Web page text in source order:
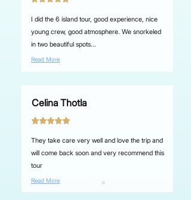
I did the 6 island tour, good experience, nice
young crew, good atmosphere. We snorkeled
in two beautiful spots...
Read More
Celina Thotla
They take care very well and love the trip and
will come back soon and very recommend this
tour
Read More